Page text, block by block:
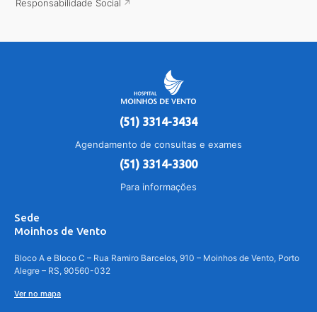
Responsabilidade Social
(51) 3314-3434
Agendamento de consultas e exames
(51) 3314-3300
Para informações
Sede
Moinhos de Vento
Bloco A e Bloco C – Rua Ramiro Barcelos, 910 – Moinhos de Vento, Porto
Alegre – RS, 90560-032
Ver no mapa